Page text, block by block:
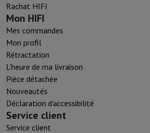
Rachat HIFI
Mon HIFI
Mes commandes
Mon profil
Rétractation
L'heure de ma livraison
Pièce détachée
Nouveautés
Déclaration d'accessibilité
Service client
Service client